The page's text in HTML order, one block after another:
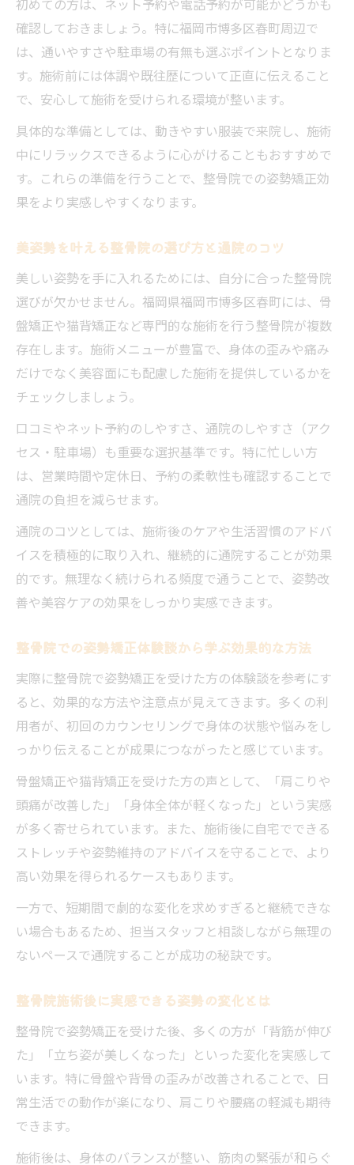
整骨院で姿勢矯正を受けた方の声や口コミ
を紹介
整骨院で姿勢矯正を続けるメリットと注意
点
整骨院を活用した姿勢矯正の新しい習慣作
り
整骨院施術の継続で実感できる身体の変化
整骨院と自宅ケアを組み合わせた美姿勢習
慣
整骨院施術後のセルフケアで効果を高める
方法
姿勢矯正なら整骨院のケアがおすすめ
整骨院で行う姿勢矯正の専門的なアプロー
チ
整骨院で姿勢矯正を受けるメリットを解説
整骨院のケアが選ばれる理由とその効果
整骨院施術前後の比較で分かる姿勢の変化
整骨院での姿勢矯正と他の方法との違い
美容効果も期待できる整骨院の魅力とは
整骨院で姿勢矯正と美容を同時に叶える方
法
解説
整骨院の美容施術体験談で分かる満足度
整骨院で美肌や小顔効果が期待できる理由
整骨院のケアで外見も内面も美しくなるコ
ツ
身体の歪み改善を整骨院で実感する方法
整骨院で歪みをチェックするカウンセリン
グ
説
整骨院で歪みを整えた後の変化を体感しよ
整骨院の施術で全身バランスが整う理由
確認しておきましょう。特に福岡市博多区春町周辺で
は、通いやすさや駐車場の有無も選ぶポイントとなりま
す。施術前には体調や既往歴について正直に伝えること
で、安心して施術を受けられる環境が整います。
具体的な準備としては、動きやすい服装で来院し、施術
中にリラックスできるように心がけることもおすすめで
す。これらの準備を行うことで、整骨院での姿勢矯正効
果をより実感しやすくなります。
美姿勢を叶える整骨院の選び方と通院のコツ
美しい姿勢を手に入れるためには、自分に合った整骨院
選びが欠かせません。福岡県福岡市博多区春町には、骨
盤矯正や猫背矯正など専門的な施術を行う整骨院が複数
存在します。施術メニューが豊富で、身体の歪みや痛み
だけでなく美容面にも配慮した施術を提供しているかを
チェックしましょう。
口コミやネット予約のしやすさ、通院のしやすさ（アク
セス・駐車場）も重要な選択基準です。特に忙しい方
は、営業時間や定休日、予約の柔軟性も確認することで
通院の負担を減らせます。
通院のコツとしては、施術後のケアや生活習慣のアドバ
イスを積極的に取り入れ、継続的に通院することが効果
的です。無理なく続けられる頻度で通うことで、姿勢改
善や美容ケアの効果をしっかり実感できます。
整骨院での姿勢矯正体験談から学ぶ効果的な方法
実際に整骨院で姿勢矯正を受けた方の体験談を参考にす
ると、効果的な方法や注意点が見えてきます。多くの利
用者が、初回のカウンセリングで身体の状態や悩みをし
っかり伝えることが成果につながったと感じています。
骨盤矯正や猫背矯正を受けた方の声として、「肩こりや
頭痛が改善した」「身体全体が軽くなった」という実感
が多く寄せられています。また、施術後に自宅でできる
ストレッチや姿勢維持のアドバイスを守ることで、より
高い効果を得られるケースもあります。
一方で、短期間で劇的な変化を求めすぎると継続できな
い場合もあるため、担当スタッフと相談しながら無理の
ないペースで通院することが成功の秘訣です。
整骨院施術後に実感できる姿勢の変化とは
整骨院で姿勢矯正を受けた後、多くの方が「背筋が伸び
た」「立ち姿が美しくなった」といった変化を実感して
います。特に骨盤や背骨の歪みが改善されることで、日
常生活での動作が楽になり、肩こりや腰痛の軽減も期待
できます。
施術後は、身体のバランスが整い、筋肉の緊張が和らぐ